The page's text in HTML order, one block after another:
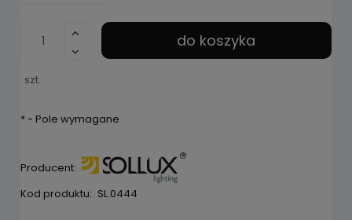
szt.
do koszyka
*- Pole wymagane
Producent:
Kod produktu: SL.0444